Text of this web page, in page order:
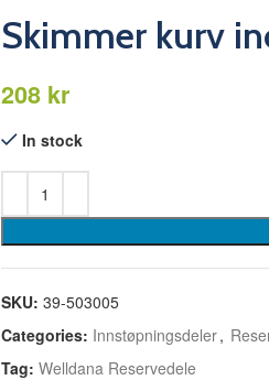
Skimmer kurv
kr
In stock
SKU: 39-503005
Categories: Innstøpningsdeler,
Tag: Welldana Reservedele